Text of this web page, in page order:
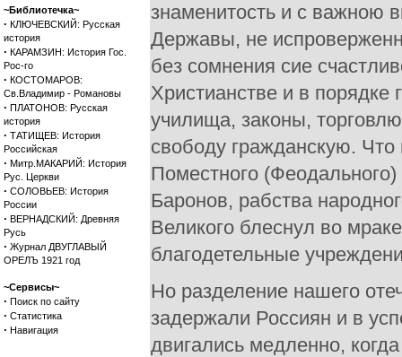
~Библиотечка~
· КЛЮЧЕВСКИЙ: Русская
история
· КАРАМЗИН: История Гос.
Рос-го
· КОСТОМАРОВ:
Св.Владимир - Романовы
· ПЛАТОНОВ: Русская
история
· ТАТИЩЕВ: История
Российская
· Митр.МАКАРИЙ: История
Рус. Церкви
· СОЛОВЬЕВ: История
России
· ВЕРНАДСКИЙ: Древняя
Русь
· Журнал ДВУГЛАВЫЙ
ОРЕЛЪ 1921 год
~Сервисы~
· Поиск по сайту
· Статистика
· Навигация
знаменитость и с важною
Державы, не
без сомнения сие
Христианстве и в порядке
училища, законы,
свободу гражданскую.
Поместного
Баронов, рабства
Великого блеснул во
благодетельные
Но разделение нашего
задержали Россиян и в
двигались медленно,